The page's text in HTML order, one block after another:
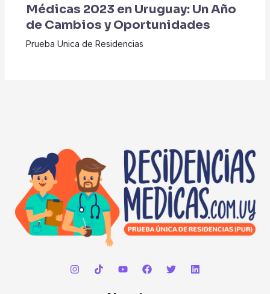
Médicas 2023 en Uruguay: Un Año
de Cambios y Oportunidades
Prueba Unica de Residencias